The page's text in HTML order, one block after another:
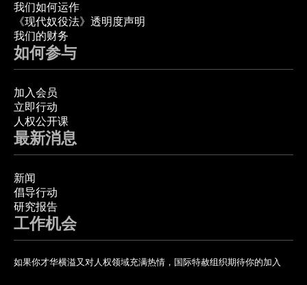
我们如何运作
《现代奴役法》透明度声明
我们的财务
如何参与
加入会员
立即行动
人权公开课
最新消息
新闻
倡导行动
研究报告
工作机会
如果你才华横溢又对人权领域充满热情，国际特赦组织期待你的加入